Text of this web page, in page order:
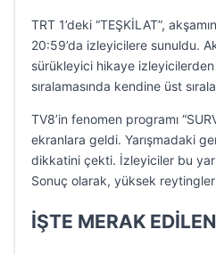
TRT 1’deki “TEŞKİLAT”,
20:59’da izleyicilere sunuldu.
sürükleyici hikaye
sıralamasında kendine üst
TV8’in fenomen programı
ekranlara geldi. Yarışmadaki
dikkatini çekti. İzleyiciler bu
Sonuç olarak, yüksek
İŞTE MERAK